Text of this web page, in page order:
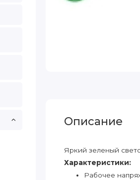
Описание
Яркий зеленый
Характеристики:
Рабочее